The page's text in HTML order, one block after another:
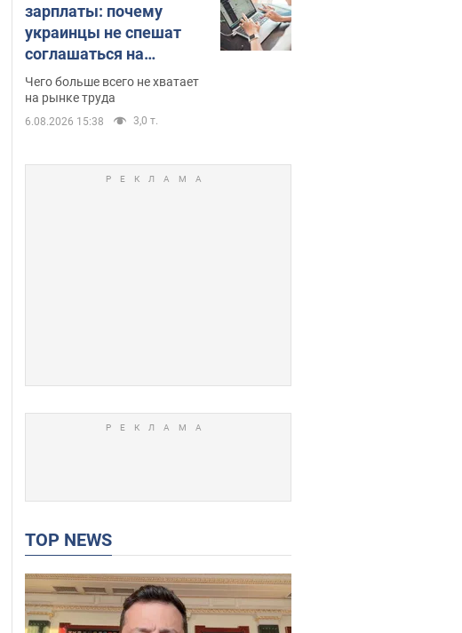
зарплаты: почему
украинцы не спешат
соглашаться на
вакансии
Чего больше всего не хватает
на рынке труда
6.08.2026 15:38 3,0 т.
TOP NEWS